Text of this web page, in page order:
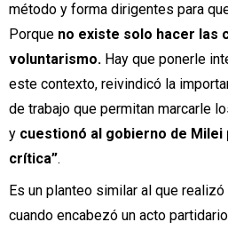
método y forma dirigentes para
Porque no existe solo hacer las
voluntarismo. Hay que ponerle
este contexto, reivindicó la
de trabajo que permitan marcarle
y cuestionó al gobierno de Milei
crítica”.
Es un planteo similar al que
cuando encabezó un acto